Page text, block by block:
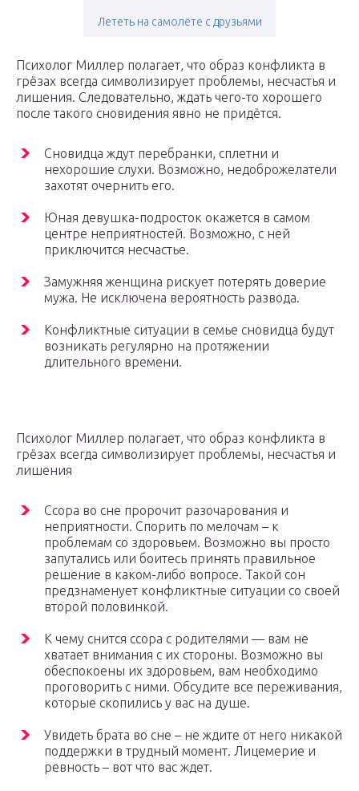
Лететь на самолёте с друзьями
Психолог Миллер полагает, что образ конфликта в
грёзах всегда символизирует проблемы, несчастья и
лишения. Следовательно, ждать чего-то хорошего
после такого сновидения явно не придётся.
Сновидца ждут перебранки, сплетни и
нехорошие слухи. Возможно, недоброжелатели
захотят очернить его.
Юная девушка-подросток окажется в самом
центре неприятностей. Возможно, с ней
приключится несчастье.
Замужняя женщина рискует потерять доверие
мужа. Не исключена вероятность развода.
Конфликтные ситуации в семье сновидца будут
возникать регулярно на протяжении
длительного времени.
Психолог Миллер полагает, что образ конфликта в
грёзах всегда символизирует проблемы, несчастья и
лишения
Ссора во сне пророчит разочарования и
неприятности. Спорить по мелочам – к
проблемам со здоровьем. Возможно вы просто
запутались или боитесь принять правильное
решение в каком-либо вопросе. Такой сон
предзнаменует конфликтные ситуации со своей
второй половинкой.
К чему снится ссора с родителями — вам не
хватает внимания с их стороны. Возможно вы
обеспокоены их здоровьем, вам необходимо
проговорить с ними. Обсудите все переживания,
которые скопились у вас на душе.
Увидеть брата во сне – не ждите от него никакой
поддержки в трудный момент. Лицемерие и
ревность – вот что вас ждет.